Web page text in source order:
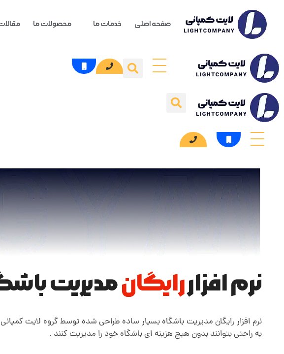
صفحه اصلی خدمات ما محصولات ما
نرم افزاررایگانمدیریت
نرم افزار رایگان مدیریت باشگاه بسیار ساده طراحی شده توسط گروه لایت
به راحتی بتوانند بدون هیچ هزینه ای باشگاه خود را مدیریت کنند .